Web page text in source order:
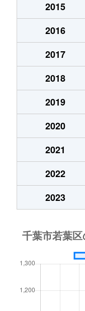
2015
2016
2017
2018
2019
2020
2021
2022
2023